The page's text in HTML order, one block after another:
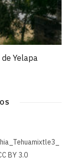
Yelapa
BY 3.0